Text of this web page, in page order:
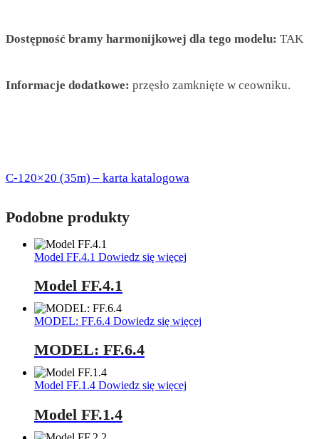
Dostępność bramy harmonijkowej dla tego modelu: TAK
Informacje dodatkowe: przęsło zamknięte w ceowniku.
C-120×20 (35m) – karta katalogowa
Podobne produkty
Model FF.4.1 Dowiedz się więcej
Model FF.4.1
MODEL: FF.6.4 Dowiedz się więcej
MODEL: FF.6.4
Model FF.1.4 Dowiedz się więcej
Model FF.1.4